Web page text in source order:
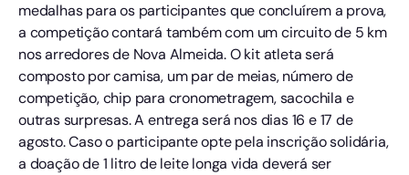
medalhas para os participantes que concluírem a prova,
a competição contará também com um circuito de 5 km
nos arredores de Nova Almeida. O kit atleta será
composto por camisa, um par de meias, número de
competição, chip para cronometragem, sacochila e
outras surpresas. A entrega será nos dias 16 e 17 de
agosto. Caso o participante opte pela inscrição solidária,
a doação de 1 litro de leite longa vida deverá ser